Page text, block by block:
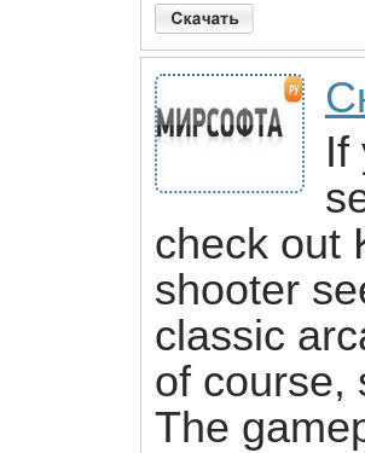
If
check out
shooter
classic
of course,
The